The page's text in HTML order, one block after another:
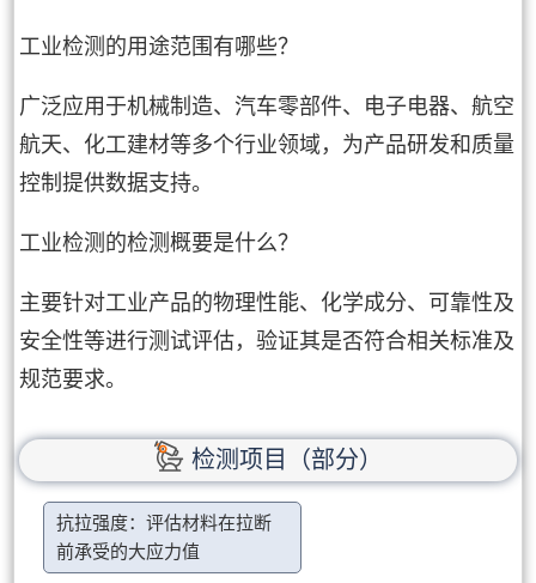
工业检测的用途范围有哪些？
广泛应用于机械制造、汽车零部件、电子电器、航空
航天、化工建材等多个行业领域，为产品研发和质量
控制提供数据支持。
工业检测的检测概要是什么？
主要针对工业产品的物理性能、化学成分、可靠性及
安全性等进行测试评估，验证其是否符合相关标准及
规范要求。
检测项目（部分）
抗拉强度：评估材料在拉断
前承受的大应力值